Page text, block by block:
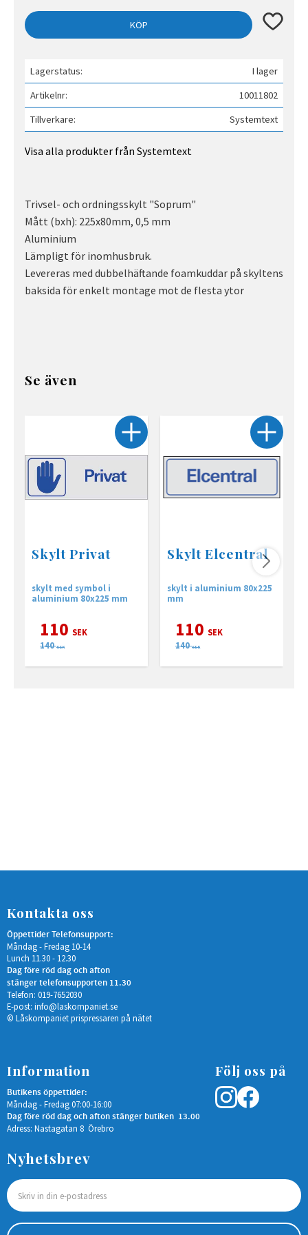
KÖP Lägg till
Lagerstatus
I lager
Artikelnr
10011802
Tillverkare
Systemtext
Visa alla produkter från Systemtext
Trivsel- och ordningsskylt "Soprum"
Mått (bxh): 225x80mm, 0,5 mm
Aluminium
Lämpligt för inomhusbruk.
Levereras med dubbelhäftande foamkuddar på skyltens
baksida för enkelt montage mot de flesta ytor
Se även
Skylt Privat
skylt med symbol i
aluminium 80x225 mm
110 SEK
140 SEK
Skylt Elcentral
skylt i aluminium 80x225
mm
110 SEK
140 SEK
Kontakta oss
Öppettider Telefonsupport:
Måndag - Fredag 10-14
Lunch 11.30 - 12.30
Dag före röd dag och afton
stänger telefonsupporten 11.30
Telefon: 019-7652030
E-post: info@laskompaniet.se
© Låskompaniet prispressaren på nätet
Information
Butikens öppettider:
Måndag - Fredag 07:00-16:00
Dag före röd dag och afton stänger butiken 13.00
Adress: Nastagatan 8 Örebro
Följ oss på
Nyhetsbrev